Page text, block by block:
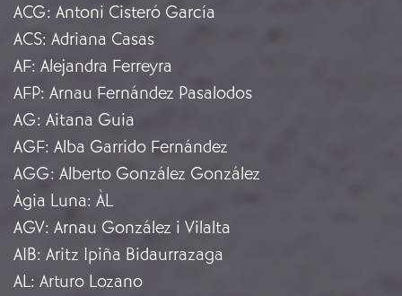
ACG: Antoni Cisteró García
ACS: Adriana Casas
AF: Alejandra Ferreyra
AFP: Arnau Fernández Pasalodos
AG: Aitana Guia
AGF: Alba Garrido Fernández
AGG: Alberto González González
Àgia Luna: ÀL
AGV: Arnau González i Vilalta
AIB: Aritz Ipiña Bidaurrazaga
AL: Arturo Lozano